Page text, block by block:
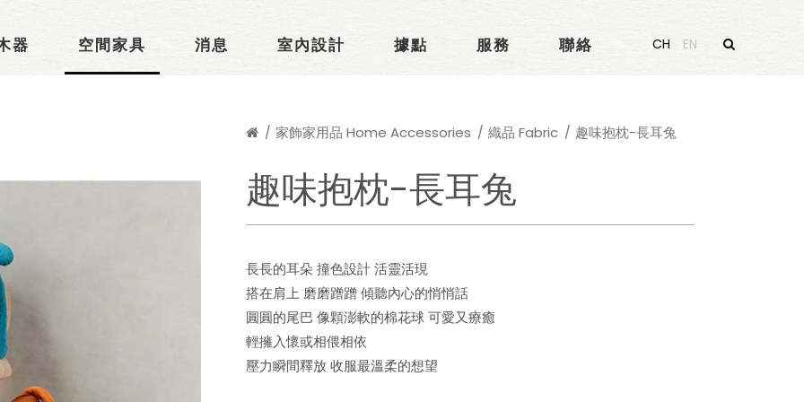
器 空間家具 消息 室內設計 據點 服務 聯絡 CH EN
家飾家用品 Home Accessories 織品 Fabric 趣味抱枕-長耳兔
趣味抱枕-長耳兔
長長的耳朵 撞色設計 活靈活現
搭在肩上 磨磨蹭蹭 傾聽內心的悄悄話
圓圓的尾巴 像顆澎軟的棉花球 可愛又療癒
輕擁入懷或相偎相依
壓力瞬間釋放 收服最溫柔的想望